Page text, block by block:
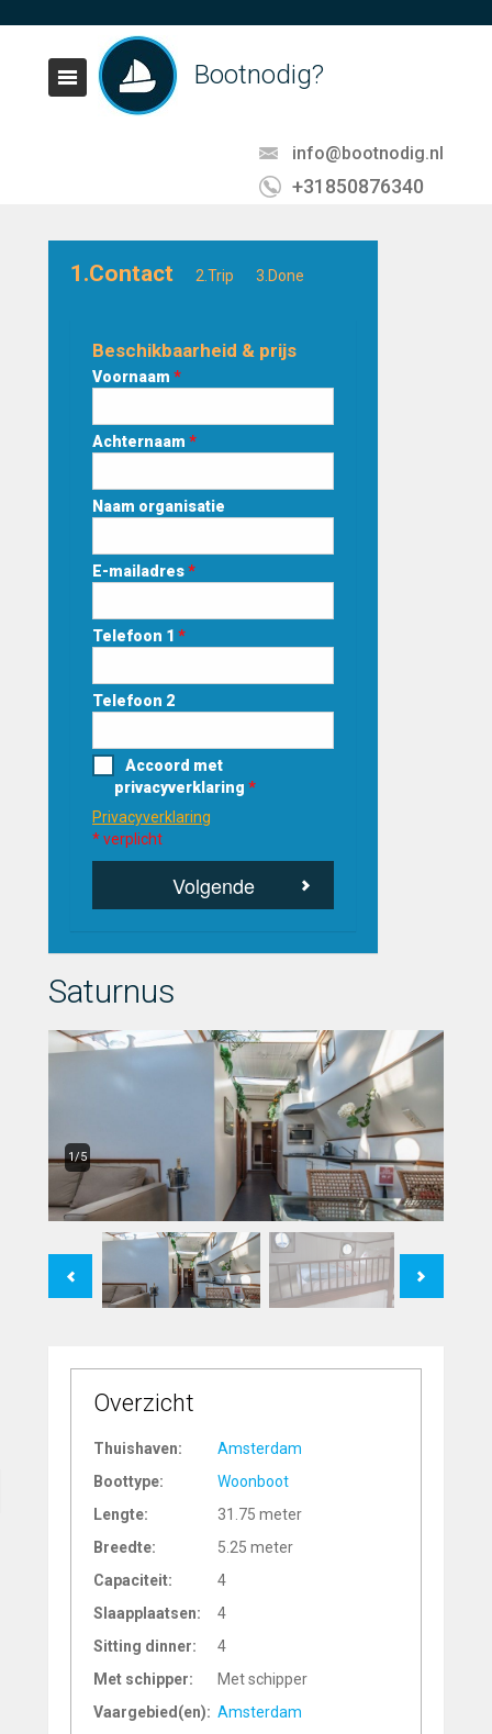
Bootnodig?
info@bootnodig.nl
+31850876340
1.Contact 2.Trip 3.Done
Beschikbaarheid & prijs
Voornaam *
Achternaam *
Naam organisatie
E-mailadres*
Telefoon 1 *
Telefoon 2
Accoord met
privacyverklaring *
Privacyverklaring
* verplicht
Volgende
Saturnus
1/5
Overzicht
Thuishaven:
Amsterdam
Boottype:
Woonboot
Lengte:
31.75 meter
Breedte:
5.25 meter
Capaciteit:
4
Slaapplaatsen:
4
Sitting dinner:
4
Met schipper:
Met schipper
Vaargebied(en): Amsterdam